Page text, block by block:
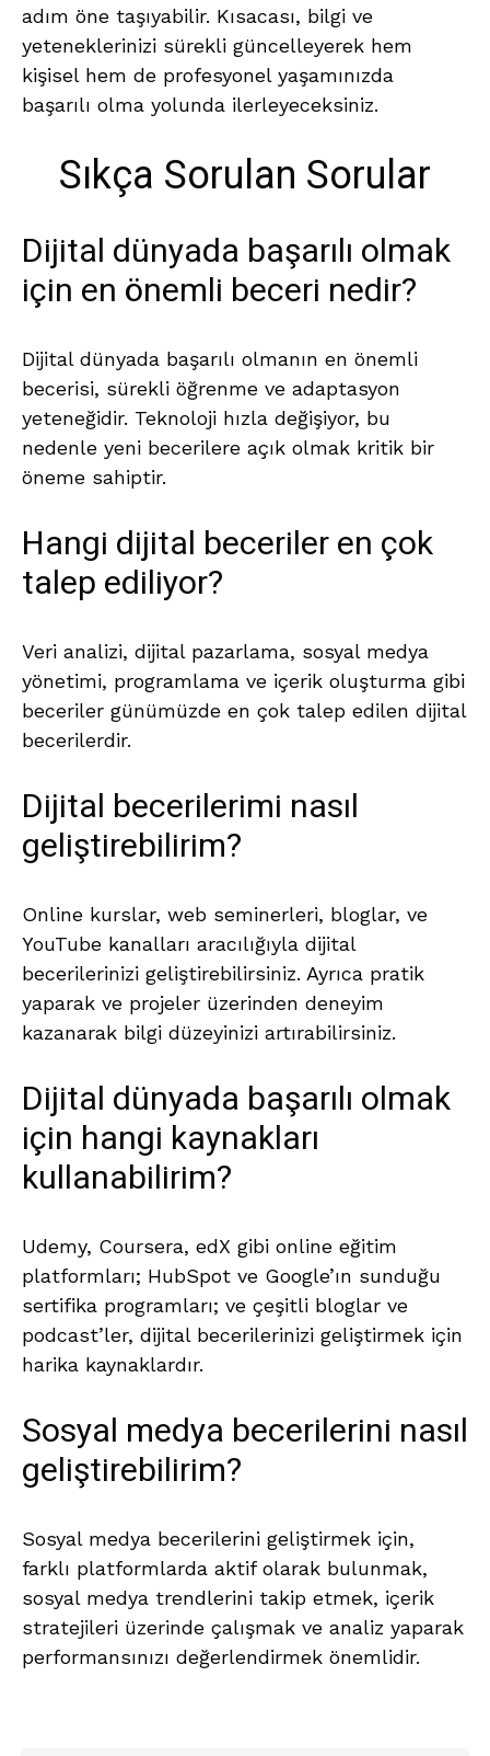
adım öne taşıyabilir. Kısacası, bilgi ve
yeteneklerinizi sürekli güncelleyerek hem
kişisel hem de profesyonel yaşamınızda
başarılı olma yolunda ilerleyeceksiniz.
Sıkça Sorulan Sorular
Dijital dünyada başarılı olmak
için en önemli beceri nedir?
Dijital dünyada başarılı olmanın en önemli
becerisi, sürekli öğrenme ve adaptasyon
yeteneğidir. Teknoloji hızla değişiyor, bu
nedenle yeni becerilere açık olmak kritik bir
öneme sahiptir.
Hangi dijital beceriler en çok
talep ediliyor?
Veri analizi, dijital pazarlama, sosyal medya
yönetimi, programlama ve içerik oluşturma gibi
beceriler günümüzde en çok talep edilen dijital
becerilerdir.
Dijital becerilerimi nasıl
geliştirebilirim?
Online kurslar, web seminerleri, bloglar, ve
YouTube kanalları aracılığıyla dijital
becerilerinizi geliştirebilirsiniz. Ayrıca pratik
yaparak ve projeler üzerinden deneyim
kazanarak bilgi düzeyinizi artırabilirsiniz.
Dijital dünyada başarılı olmak
için hangi kaynakları
kullanabilirim?
Udemy, Coursera, edX gibi online eğitim
platformları; HubSpot ve Google’ın sunduğu
sertifika programları; ve çeşitli bloglar ve
podcast’ler, dijital becerilerinizi geliştirmek için
harika kaynaklardır.
Sosyal medya becerilerini nasıl
geliştirebilirim?
Sosyal medya becerilerini geliştirmek için,
farklı platformlarda aktif olarak bulunmak,
sosyal medya trendlerini takip etmek, içerik
stratejileri üzerinde çalışmak ve analiz yaparak
performansınızı değerlendirmek önemlidir.